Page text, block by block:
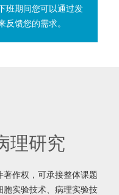
班期间您可以通过发
馈您的需求。
理研究
作权，可承接整体课题
实验技术、病理实验技